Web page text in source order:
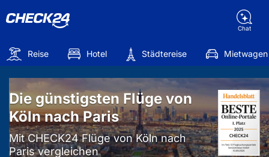
Chat
Reise Hotel Städtereise Mietwagen
Die günstigsten Flüge von
Köln nach Paris
Mit CHECK24 Flüge von Köln nach
Paris vergleichen